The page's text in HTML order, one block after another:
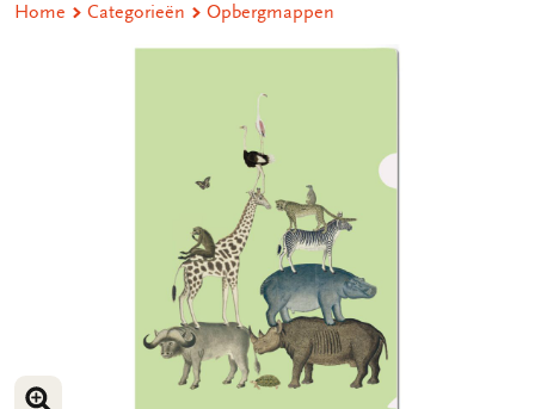
Home Categorieën Opbergmappen